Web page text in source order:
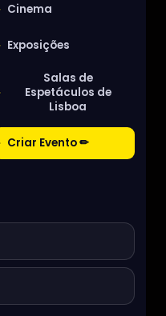
Cinema
Exposições
Salas de
Espetáculos de
Lisboa
Criar Evento ✏